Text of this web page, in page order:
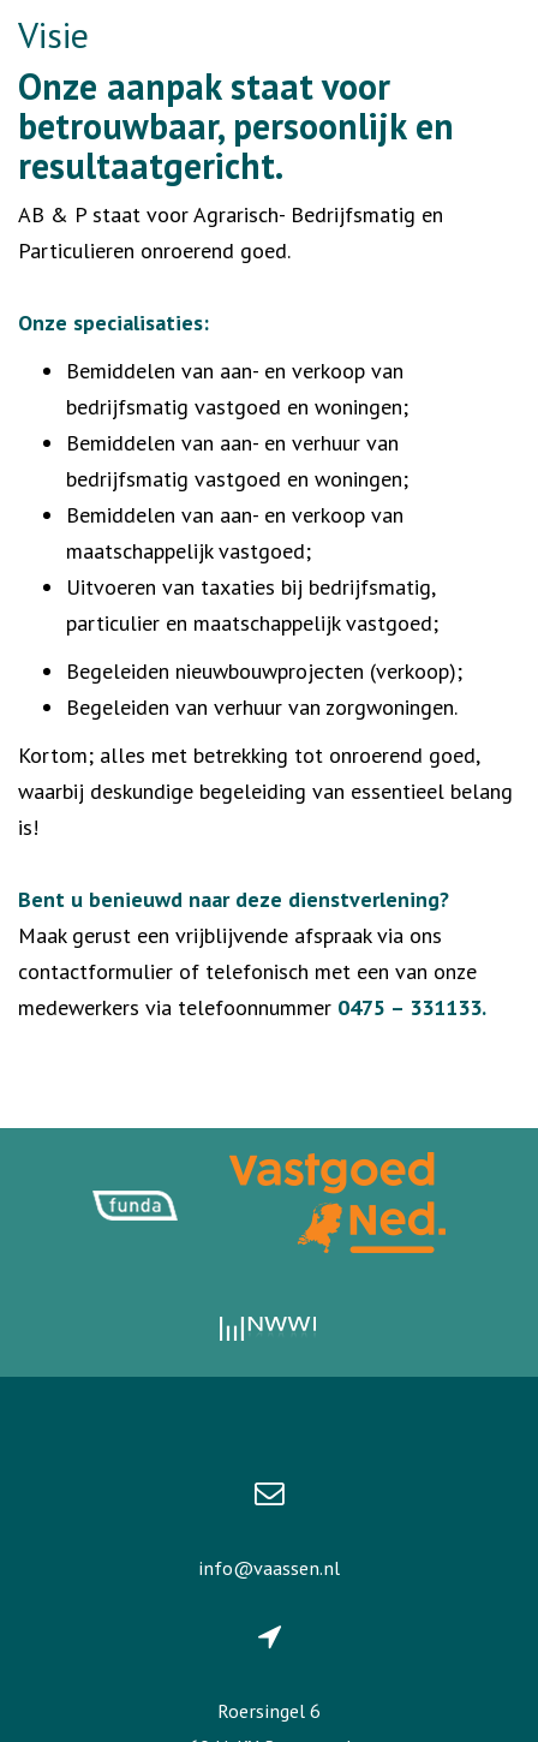
Visie
Onze aanpak staat voor
betrouwbaar, persoonlijk en
resultaatgericht.
AB & P staat voor Agrarisch- Bedrijfsmatig en
Particulieren onroerend goed.
Onze specialisaties:
Bemiddelen van aan- en verkoop van
bedrijfsmatig vastgoed en woningen;
Bemiddelen van aan- en verhuur van
bedrijfsmatig vastgoed en woningen;
Bemiddelen van aan- en verkoop van
maatschappelijk vastgoed;
Uitvoeren van taxaties bij bedrijfsmatig,
particulier en maatschappelijk vastgoed;
Begeleiden nieuwbouwprojecten (verkoop);
Begeleiden van verhuur van zorgwoningen.
Kortom; alles met betrekking tot onroerend goed,
waarbij deskundige begeleiding van essentieel belang
is!
Bent u benieuwd naar deze dienstverlening?
Maak gerust een vrijblijvende afspraak via ons
contactformulier of telefonisch met een van onze
medewerkers via telefoonnummer 0475 – 331133.
info@vaassen.nl
Roersingel 6